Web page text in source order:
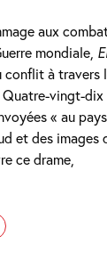
aux
mondiale,
conflit à travers
vingt-dix
« au
et des images
ce drame,